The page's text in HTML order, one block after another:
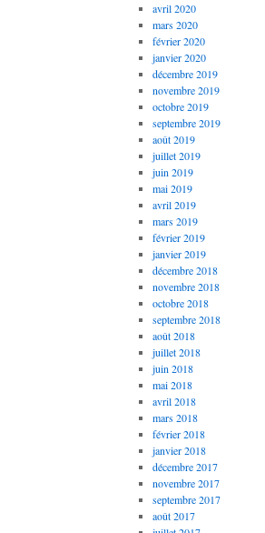
avril 2020
mars 2020
février 2020
janvier 2020
décembre 2019
novembre 2019
octobre 2019
septembre 2019
août 2019
juillet 2019
juin 2019
mai 2019
avril 2019
mars 2019
février 2019
janvier 2019
décembre 2018
novembre 2018
octobre 2018
septembre 2018
août 2018
juillet 2018
juin 2018
mai 2018
avril 2018
mars 2018
février 2018
janvier 2018
décembre 2017
novembre 2017
septembre 2017
août 2017